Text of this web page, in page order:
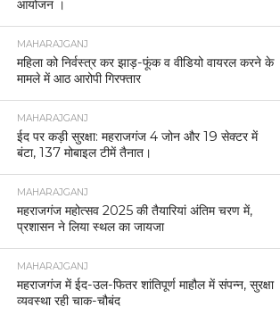
आयोजन ।
MAHARAJGANJ
महिला को निर्वस्त्र कर झाड़-फूंक व वीडियो वायरल करने के
मामले में आठ आरोपी गिरफ्तार
MAHARAJGANJ
ईद पर कड़ी सुरक्षा: महराजगंज 4 जोन और 19 सेक्टर में
बंटा, 137 मोबाइल टीमें तैनात।
MAHARAJGANJ
महराजगंज महोत्सव 2025 की तैयारियां अंतिम चरण में,
प्रशासन ने लिया स्थल का जायजा
MAHARAJGANJ
महराजगंज में ईद-उल-फितर शांतिपूर्ण माहौल में संपन्न, सुरक्षा
व्यवस्था रही चाक-चौबंद